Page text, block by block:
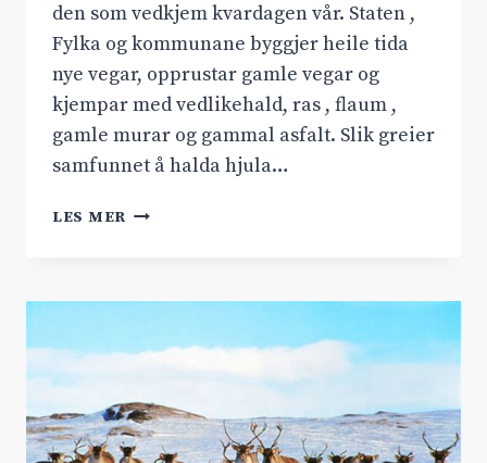
den som vedkjem kvardagen vår. Staten ,
Fylka og kommunane byggjer heile tida
nye vegar, opprustar gamle vegar og
kjempar med vedlikehald, ras , flaum ,
gamle murar og gammal asfalt. Slik greier
samfunnet å halda hjula…
LES MER GOD